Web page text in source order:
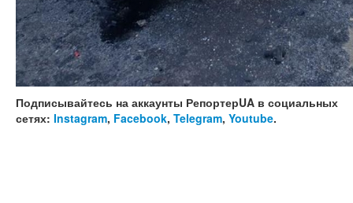
Подписывайтесь на аккаунты РепортерUA в социальных
сетях: Instagram, Facebook, Telegram, Youtube.